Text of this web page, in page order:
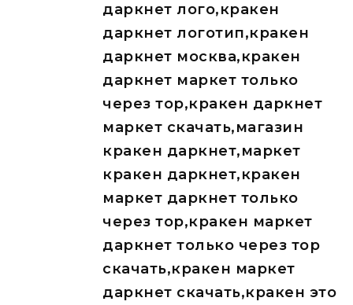
даркнет лого,кракен
даркнет логотип,кракен
даркнет москва,кракен
даркнет маркет только
через тор,кракен даркнет
маркет скачать,магазин
кракен даркнет,маркет
кракен даркнет,кракен
маркет даркнет только
через тор,кракен маркет
даркнет только через тор
скачать,кракен маркет
даркнет скачать,кракен это